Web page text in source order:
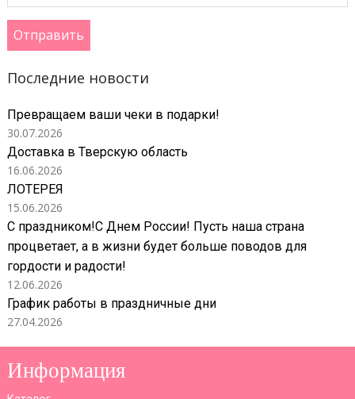
Отправить
Последние новости
Превращаем ваши чеки в подарки!
30.07.2026
Доставка в Тверскую область
16.06.2026
ЛОТЕРЕЯ
15.06.2026
С праздником!С Днем России! Пусть наша страна
процветает, а в жизни будет больше поводов для
гордости и радости!
12.06.2026
График работы в праздничные дни
27.04.2026
Информация